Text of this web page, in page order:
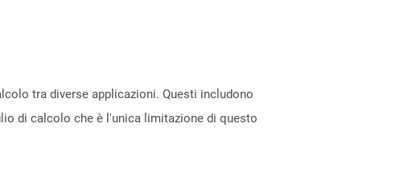
tra diverse applicazioni. Questi includono
di calcolo che è l'unica limitazione di questo